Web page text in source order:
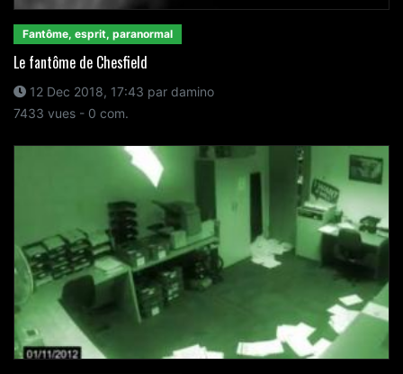
Fantôme, esprit, paranormal
Le fantôme de Chesfield
12 Dec 2018, 17:43 par damino
7433 vues - 0 com.